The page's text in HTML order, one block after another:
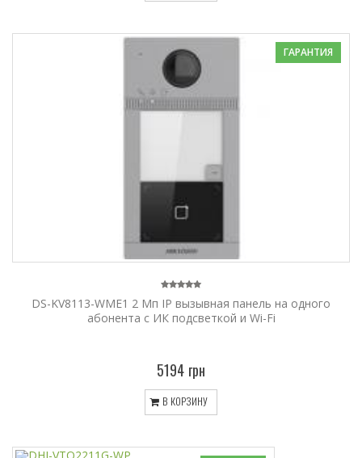
ГАРАНТИЯ
DS-KV8113-WME1 2 Мп IP вызывная панель на одного
абонента c ИК подсветкой и Wi-Fi
5194 грн
В КОРЗИНУ